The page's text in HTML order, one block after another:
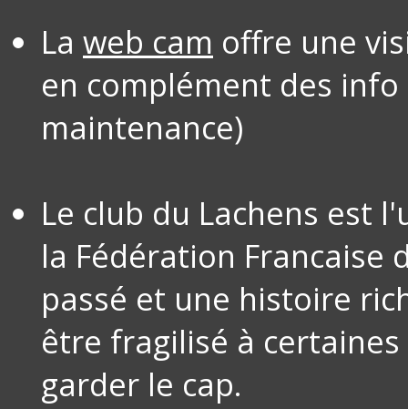
La web cam offre une
en complément des
maintenance)
Le club du Lachens est
la Fédération Francaise
passé et une histoire
être fragilisé à
garder le cap.